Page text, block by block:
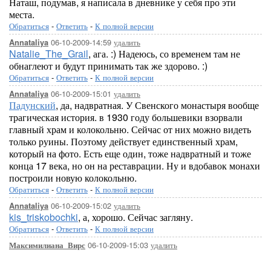
места.
Обратиться - Ответить - К полной версии
Annataliya 06-10-2009-14:59 удалить
Natalie_The_Grail, ага. :) Надеюсь, со временем там не
обнаглеют и будут принимать так же здорово. :)
Обратиться - Ответить - К полной версии
Annataliya 06-10-2009-15:01 удалить
Падунский, да, надвратная. У Свенского монастыря вообще
трагическая история. в 1930 году большевики взорвали
главный храм и колокольню. Сейчас от них можно видеть
только руины. Поэтому действует единственный храм,
который на фото. Есть еще один, тоже надвратный и тоже
конца 17 века, но он на реставрации. Ну и вдобавок монахи
построили новую колокольню.
Обратиться - Ответить - К полной версии
Annataliya 06-10-2009-15:02 удалить
kis_triskobochki, а, хорошо. Сейчас загляну.
Обратиться - Ответить - К полной версии
Максимилиана_Вирс 06-10-2009-15:03 удалить